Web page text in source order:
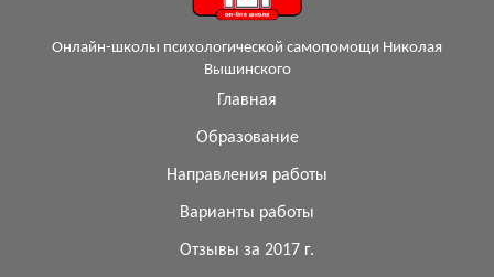
Онлайн-школы психологической самопомощи Николая
Вышинского
Главная
Образование
Направления работы
Варианты работы
Отзывы за 2017 г.